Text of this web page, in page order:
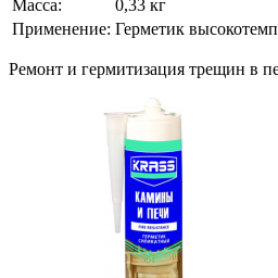
Масса:
0,33 кг
Применение: Герметик
Ремонт и гермитизация трещин в